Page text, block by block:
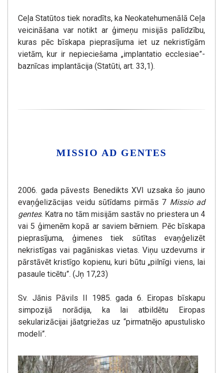
Ceļa Statūtos tiek noradīts, ka Neokatehumenālā Ceļa
veicināšana var notikt ar ģimeņu misijās palīdzību,
kuras pēc bīskapa pieprasījuma iet uz nekristīgām
vietām, kur ir nepieciešama „implantatio ecclesiae”-
baznīcas implantācija (Statūti, art. 33,1).
MISSIO AD GENTES
2006. gada pāvests Benedikts XVI uzsaka šo jauno
evaņģelizācijas veidu sūtīdams pirmās 7 Missio ad
gentes. Katra no tām misijām sastāv no priestera un 4
vai 5 ģimenēm kopā ar saviem bērniem. Pēc bīskapa
pieprasījuma, ģimenes tiek sūtītas evaņģelizēt
nekristīgas vai pagāniskas vietas. Viņu uzdevums ir
pārstāvēt kristīgo kopienu, kuri būtu „pilnīgi viens, lai
pasaule ticētu”. (Jņ 17,23)
Sv. Jānis Pāvils II 1985. gada 6. Eiropas bīskapu
simpozijā norādija, ka lai atbildētu Eiropas
sekularizācijai jāatgriežas uz “pirmatnējo apustulisko
modeli”.